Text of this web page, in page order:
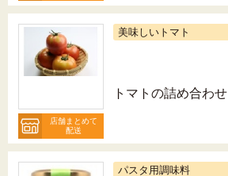
店舗まとめて
配送
美味しいトマト
トマトの詰め合わせ
パスタ用調味料